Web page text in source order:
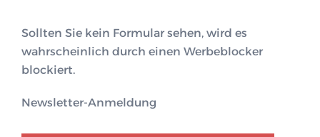
Sollten Sie kein Formular sehen, wird es
wahrscheinlich durch einen Werbeblocker
blockiert.
Newsletter-Anmeldung